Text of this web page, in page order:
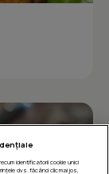
identificatorii cookie unici
dvs. făcând clic mai jos,